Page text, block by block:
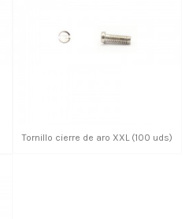
Tornillo cierre de aro XXL (100 uds)